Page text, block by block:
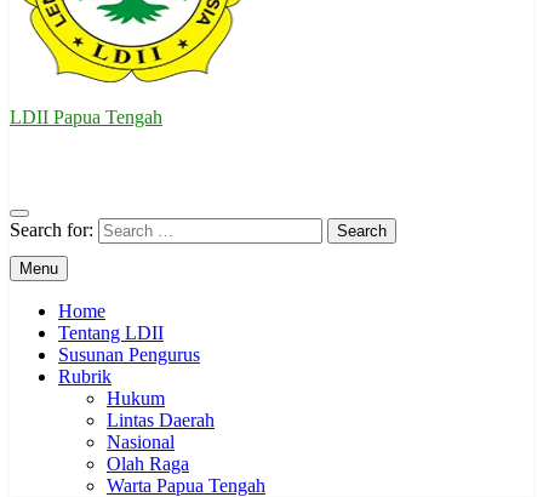
LDII Papua Tengah
Search for:
Menu
Home
Tentang LDII
Susunan Pengurus
Rubrik
Hukum
Lintas Daerah
Nasional
Olah Raga
Warta Papua Tengah